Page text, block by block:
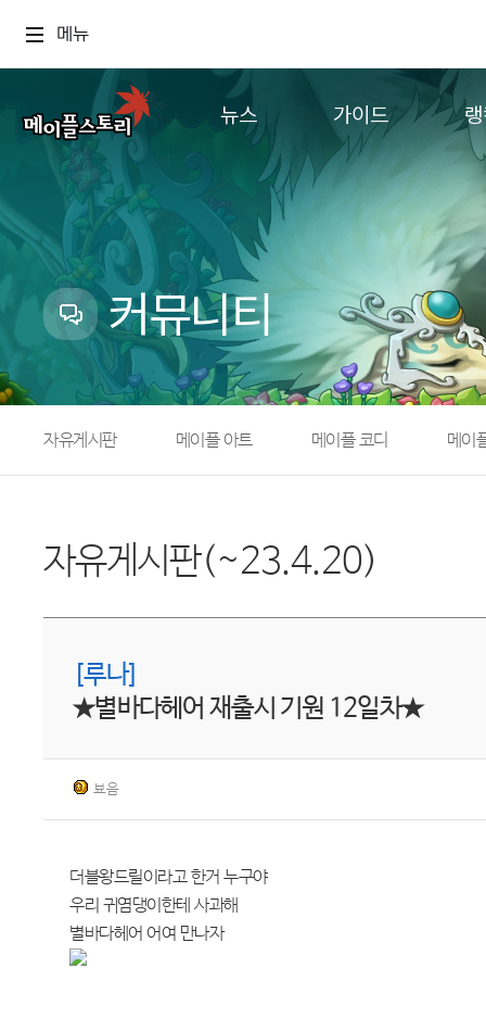
메뉴
뉴스
업데이트
이벤트
캐시샵 공지
메이플 알림판
with maple
가이드
추가정보
컨텐
커뮤니티
자유게시판 메이플 아트 메이플 코디 메이
자유게시판(~23.4.20)
[루나]
★별바다헤어 재출시 기원 12일차★
뵤음
더블왕드릴이라고 한거 누구야
우리 귀염댕이한테 사과해
별바다헤어 어여 만나자